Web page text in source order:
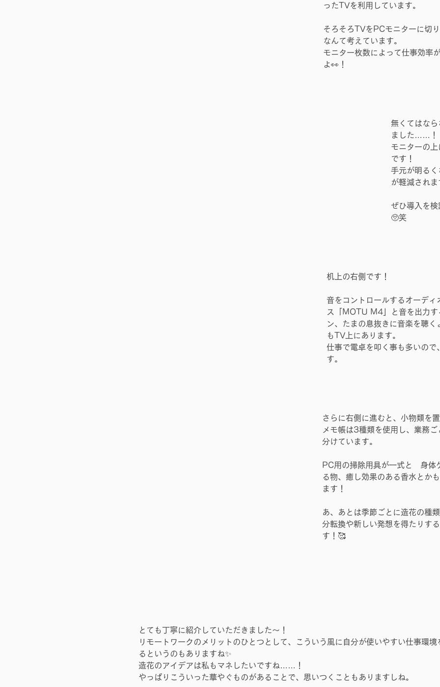
ったTVを利用しています。
そろそろTVをPCモニターに切
なんて考えています。
モニター枚数によって仕事効率
よ👀！
無くてはなら
ました……！
モニターの上
です！
手元が明るく
が軽減されま
ぜひ導入を
🥺笑
机上の右側です！
音をコントロールするオーディ
ス「MOTU M4」と音を出力す
ン、たまの息抜きに音楽を聴く
もTV上にあります。
仕事で電卓を叩く事も多いので
す。
さらに右側に進むと、小物類を置
メモ帳は3種類を使用し、業務ご
分けています。
PC用の掃除用具が一式と　身体
る物、癒し効果のある香水とか
ます！
あ、あとは季節ごとに造花の種
分転換や新しい発想を得たりす
す！🥰
とても丁寧に紹介していただきました～！
リモートワークのメリットのひとつとして、こういう風に自分が使いやすい仕事環
るというのもありますね✨
造花のアイデアは私もマネしたいですね……！
やっぱりこういった華やぐものがあることで、思いつくこともありますしね。